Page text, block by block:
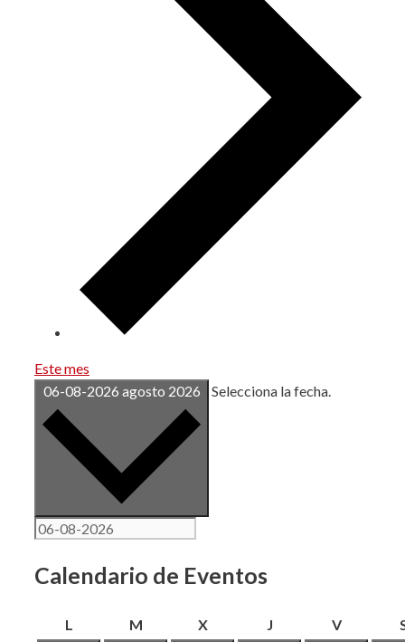
Este mes
06-08-2026 agosto 2026 Selecciona la fecha.
Calendario de Eventos
L Mmartes XmiércolesJjueves Vviernes